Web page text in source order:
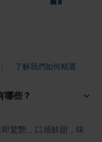
了解我們如何精選
哪些？
驚艷，口感鮮甜，味